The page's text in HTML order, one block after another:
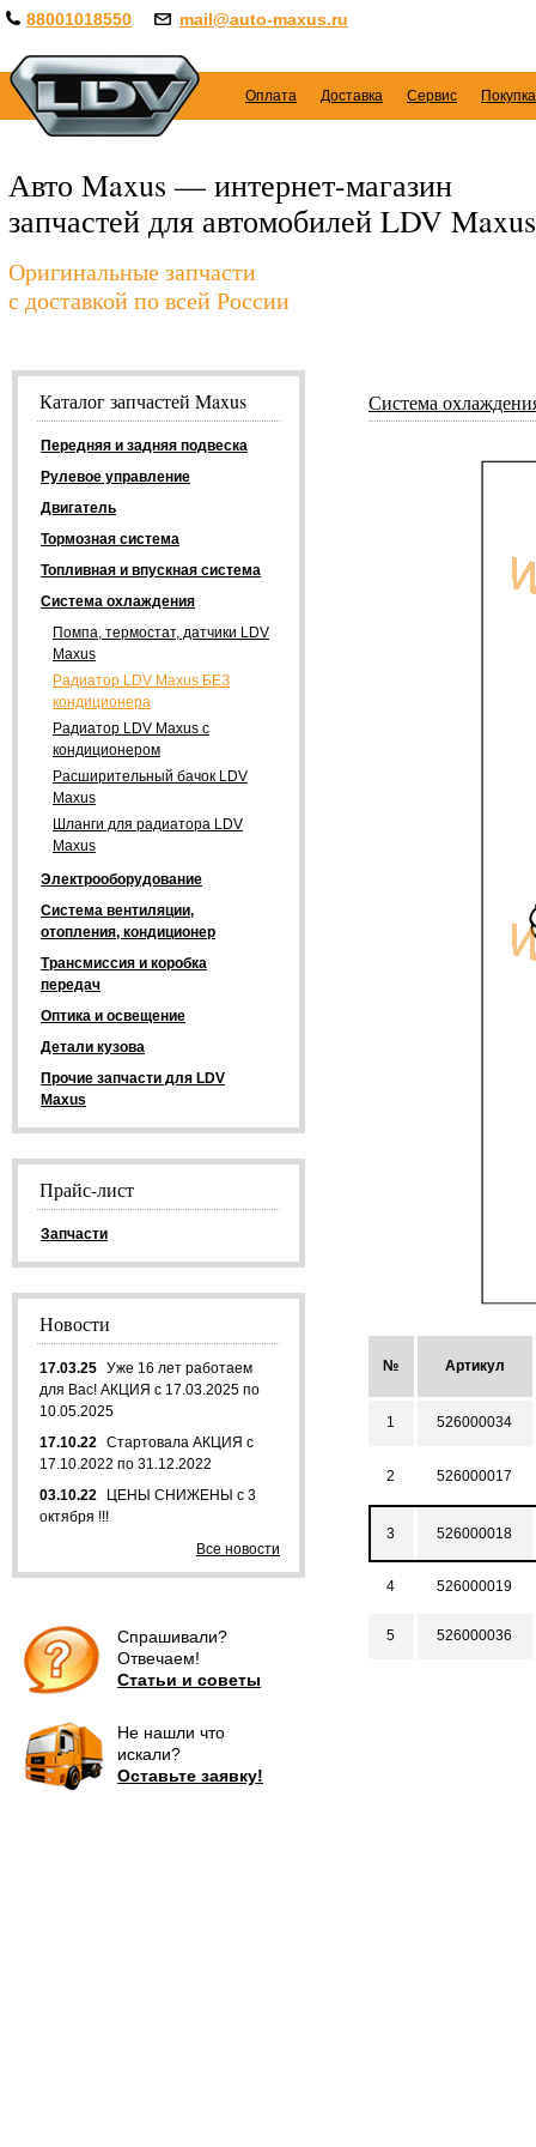
88001018550 mail@auto-maxus.ru
Оплата Доставка Сервис
Авто Maxus — интернет-магазин
запчастей для автомобилей LDV Maxus
Оригинальные запчасти
с доставкой по всей России
Система
№ Артикул
1 526000034
2 526000017
3 526000018
4 526000019
5 526000036
Каталог запчастей Maxus
Передняя и задняя подвеска
Рулевое управление
Двигатель
Тормозная система
Топливная и впускная система
Система охлаждения
Помпа, термостат, датчики LDV
Maxus
Радиатор LDV Maxus БЕЗ
кондиционера
Радиатор LDV Maxus с
кондиционером
Расширительный бачок LDV
Maxus
Шланги для радиатора LDV
Maxus
Электрооборудование
Система вентиляции,
отопления, кондиционер
Трансмиссия и коробка
передач
Оптика и освещение
Детали кузова
Прочие запчасти для LDV
Maxus
Прайс-лист
Запчасти
Новости
17.03.25 Уже 16 лет работаем
для Вас! АКЦИЯ с 17.03.2025 по
10.05.2025
17.10.22 Стартовала АКЦИЯ с
17.10.2022 по 31.12.2022
03.10.22
ЦЕНЫ СНИЖЕНЫ с 3
октября !!!
Все новости
Спрашивали?
Отвечаем!
Статьи и советы
Не нашли что
искали?
Оставьте заявку!